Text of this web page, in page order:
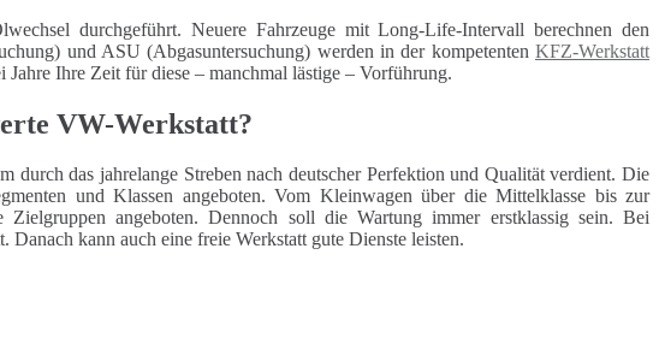
durchgeführt. Neuere Fahrzeuge mit Long-Life-Intervall berechnen den
und ASU (Abgasuntersuchung) werden in der kompetenten KFZ-Werkstatt
Ihre Zeit für diese – manchmal lästige – Vorführung.
VW-Werkstatt?
durch das jahrelange Streben nach deutscher Perfektion und Qualität verdient. Die
und Klassen angeboten. Vom Kleinwagen über die Mittelklasse bis zur
angeboten. Dennoch soll die Wartung immer erstklassig sein. Bei
kann auch eine freie Werkstatt gute Dienste leisten.